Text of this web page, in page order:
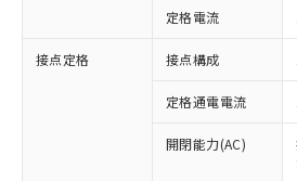
定格電流
接点定格 接点構成
定格通電電流
開閉能力(AC)
ご利用条件
ご利用ください。
有に対応した製品に切り替え
対応予定なし：EU RoHS指
非含有に非対応の商品で、
定はありません。
調査・確認中：EU RoHS指